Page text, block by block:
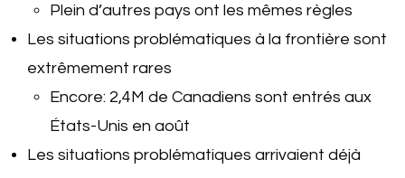
Plein d’autres pays ont les mêmes règles
Les situations problématiques à la frontière sont
extrêmement rares
Encore: 2,4M de Canadiens sont entrés aux
États-Unis en août
Les situations problématiques arrivaient déjà